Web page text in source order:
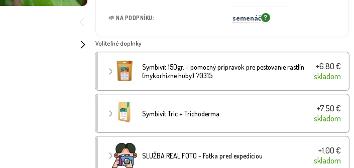
🌱 NA PODPNÍKU: semenáč ?
Voliteľné doplnky
Symbivit 150gr. - pomocný prípravok pre pestovanie rastlín
(mykorhízne huby) 70315
+6.80 €
skladom
Symbivit Tric + Trichoderma
+7.50 €
skladom
SLUŽBA REAL FOTO - Fotka pred expedíciou
+1.00 €
skladom